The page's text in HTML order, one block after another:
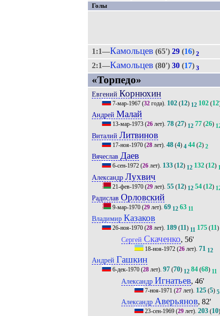
Голы
1:1—Камольцев(65') 29(16) 2
2:1—Камольцев(80') 30(17) 3
«Торпедо»
Евгений Корнюхин
7-мар-1967(32года). 102(12) 12 102(12
Андрей Малай
13-мар-1973(26лет). 78(27) 12 77(26)
Виталий Литвинов
17-ноя-1970(28лет). 48(4) 4 44(2) 2
Вячеслав Даев
6-сен-1972(26лет). 133(12) 12 132(12)
Александр Лухвич
21-фев-1970(29лет). 55(12) 12 54(12)
Радислав Орловский
9-мар-1970(29лет). 69 12 63 11
Владимир Казаков
26-ноя-1970(28лет). 189(11) 11 175(11)
Сергей Скаченко, 56'
18-ноя-1972 (26 лет).71 12
Андрей Гашкин
6-дек-1970(28лет). 97(70) 12 84(68) 11
Александр Игнатьев, 46'
7-ноя-1971 (27 лет). 125 (5) 5
Александр Аверьянов, 82'
23-сен-1969 (29 лет).203 (10